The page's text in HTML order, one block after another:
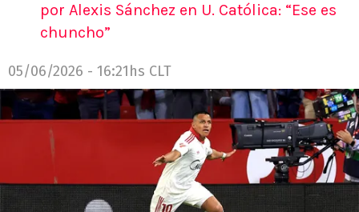
por Alexis Sánchez en U. Católica: “Ese es
chuncho”
05/06/2026 - 16:21hs CLT